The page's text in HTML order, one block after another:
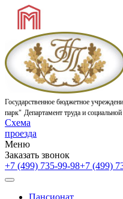
Государственное бюджетное
парк" Департамент труда и
Схема
проезда
Меню
Заказать звонок
+7 (499) 735-99-98+7 (499)